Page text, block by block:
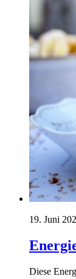
19. Juni
Diese